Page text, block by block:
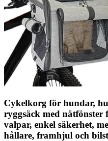
Cykelkorg för hundar,
ryggsäck med nätfönster
valpar, enkel säkerhet,
hållare, framhjul och